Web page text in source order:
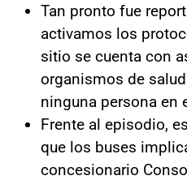
Tan pronto fue
activamos los
sitio se cuenta con
organismos de
ninguna persona en
Frente al episodio,
que los buses
concesionario